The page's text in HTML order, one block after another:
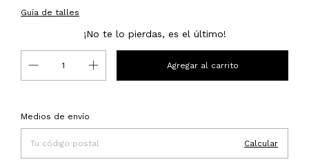
Guía de talles
¡No te lo pierdas, es el último!
Entregas para el CP:
Medios de envío
Calcular